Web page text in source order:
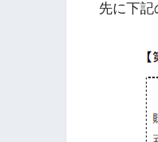
先に下